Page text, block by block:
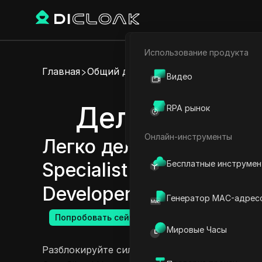
Электронная коммерция
Использование продукта
Видео
RPA рынок
Онлайн-инструменты
Бесплатные
Генератор MAC-
Мировые Часы
Главная Общий доступ к аккаунту
Делитесь
Легко делитесь
Specialist Consultant,
Developer и OpenSilver
Попробовать сейчас
Разблокируйте силу сотрудничества с